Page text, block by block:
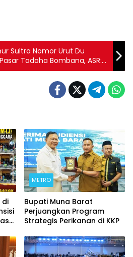
Sultra Nomor Urut Du
Tadoha Bombana, ASR:
Tradisional Dalam
Ekonomi Masyarakat
di
METRO
Bupati Muna Barat
Perjuangkan Program
Strategis Perikanan di KKP